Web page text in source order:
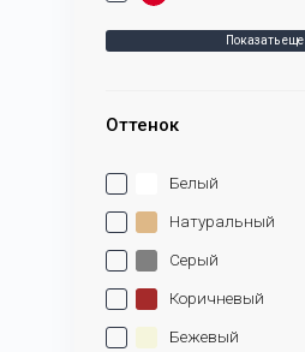
Показать еще
Оттенок
Белый
Натуральный
Серый
Коричневый
Бежевый